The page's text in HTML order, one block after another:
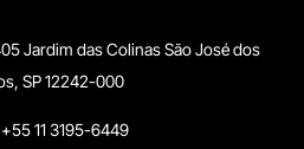
Jardim das Colinas São José dos
SP 12242-000
11 3195-6449